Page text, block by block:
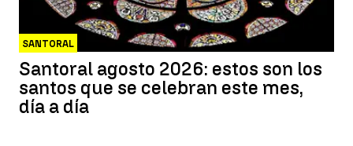
SANTORAL
Santoral agosto 2026: estos son los
santos que se celebran este mes,
día a día